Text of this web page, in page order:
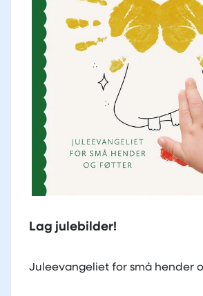
Lag julebilder!
Juleevangeliet for små hender